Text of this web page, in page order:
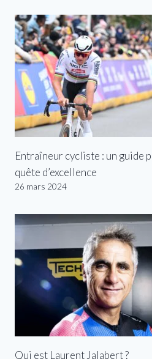
Entraîneur cycliste : un guide
quête d’excellence
26 mars 2024
Qui est Laurent Jalabert ?